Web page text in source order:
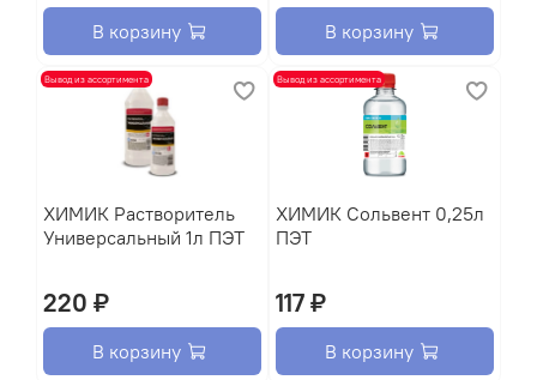
В корзину В корзину
Вывод из ассортимента
XИМИК Растворитель
Универсальный 1л ПЭТ
220 ₽
В корзину
Вывод из ассортимента
XИМИК Сольвент 0,25л
ПЭТ
117 ₽
В корзину